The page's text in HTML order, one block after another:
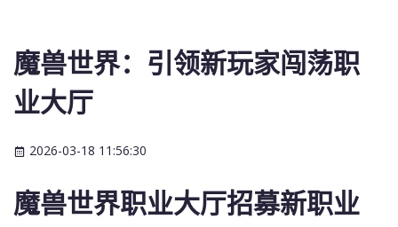
魔兽世界：引领新玩家闯荡职
业大厅
2026-03-18 11:56:30
魔兽世界职业大厅招募新职业